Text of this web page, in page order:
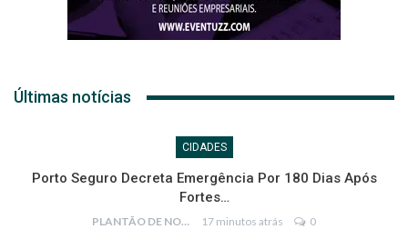
Últimas notícias
CIDADES
Porto Seguro Decreta Emergência Por 180 Dias Após
Fortes…
PLANTÃO DE NOTÍCIAS 17 minutos atrás 0